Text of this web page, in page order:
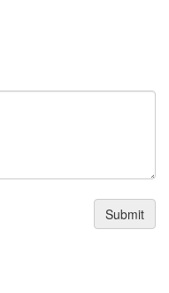
Submit